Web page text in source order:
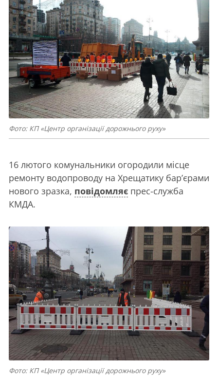
Фото: КП «Центр організації дорожнього руху»
16 лютого комунальники огородили місце
ремонту водопроводу на Хрещатику бар’єрами
нового зразка, повідомляє прес-служба
КМДА.
Фото: КП «Центр організації дорожнього руху»